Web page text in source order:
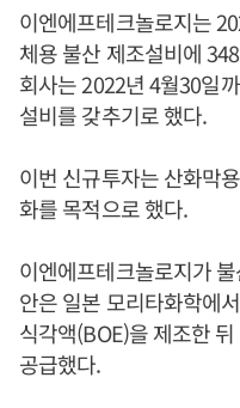
이엔에프테크놀로지는
체용 불산 제조설비에
회사는 2022년 4월30일
설비를 갖추기로 했다.
이번 신규투자는 산화막
화를 목적으로 했다.
이엔에프테크놀로지가
안은 일본 모리타화학에
식각액(BOE)을 제조한
공급했다.